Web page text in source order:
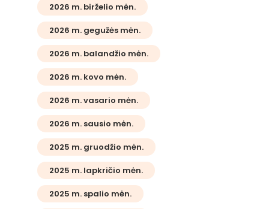
2026 m. birželio mėn.
2026 m. gegužės mėn.
2026 m. balandžio mėn.
2026 m. kovo mėn.
2026 m. vasario mėn.
2026 m. sausio mėn.
2025 m. gruodžio mėn.
2025 m. lapkričio mėn.
2025 m. spalio mėn.